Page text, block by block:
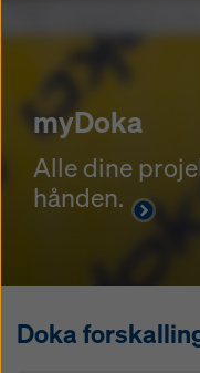
myDoka
Alle dine
hånden.
Doka